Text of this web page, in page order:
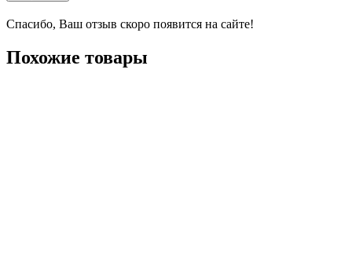
Спасибо, Ваш отзыв скоро появится на сайте!
Похожие товары